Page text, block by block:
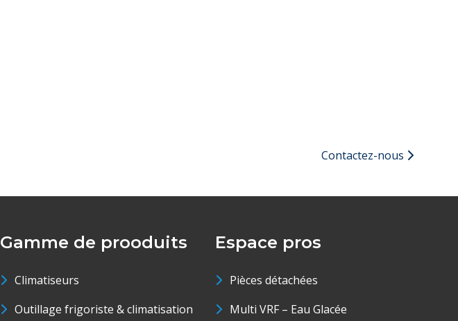
Contactez-nous
Gamme de prooduits
Climatiseurs
Outillage frigoriste & climatisation
Espace pros
Pièces détachées
Multi VRF – Eau Glacée